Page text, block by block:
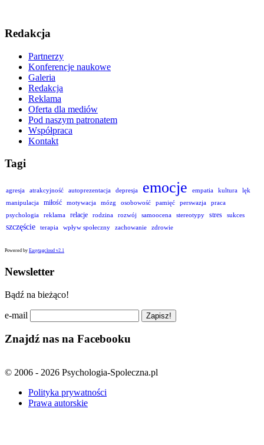
Redakcja
Partnerzy
Konferencje naukowe
Galeria
Redakcja
Reklama
Oferta dla mediów
Pod naszym patronatem
Współpraca
Kontakt
Tagi
agresja atrakcyjność autoprezentacja depresja emocje empatia kultura
lęk
manipulacja
miłość motywacja mózg osobowość pamięć perswazja
praca
psychologia
reklama relacje rodzina rozwój samoocena stereotypy stres sukces
szczęście terapia wpływ społeczny zachowanie zdrowie
Powered by Easytagcloud v2.1
Newsletter
Bądź na bieżąco!
e-mail
Znajdź nas na Facebooku
© 2006 - 2026 Psychologia-Spoleczna.pl
Polityka prywatności
Prawa autorskie